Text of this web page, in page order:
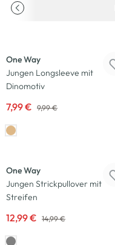
One Way
Jungen Longsleeve mit
Dinomotiv
7,99 € 9,99 €
-13
One Way
Jungen Strickpullover mit
Streifen
12,99 € 14,99 €
-13